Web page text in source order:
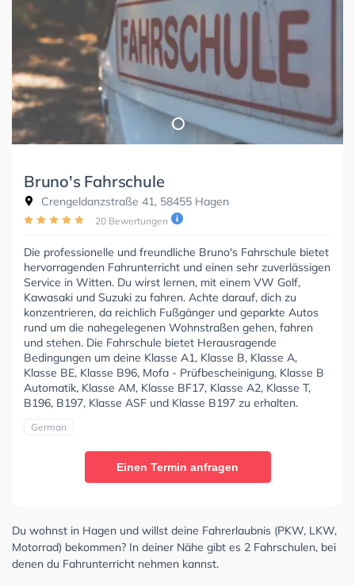
Bruno's Fahrschule
Crengeldanzstraße 41, 58455 Hagen
20 Bewertungen
Die professionelle und freundliche Bruno's Fahrschule bietet
hervorragenden Fahrunterricht und einen sehr zuverlässigen
Service in Witten. Du wirst lernen, mit einem VW Golf,
Kawasaki und Suzuki zu fahren. Achte darauf, dich zu
konzentrieren, da reichlich Fußgänger und geparkte Autos
rund um die nahegelegenen Wohnstraßen gehen, fahren
und stehen. Die Fahrschule bietet Herausragende
Bedingungen um deine Klasse A1, Klasse B, Klasse A,
Klasse BE, Klasse B96, Mofa - Prüfbescheinigung, Klasse B
Automatik, Klasse AM, Klasse BF17, Klasse A2, Klasse T,
B196, B197, Klasse ASF und Klasse B197 zu erhalten.
German
Einen Termin anfragen
Du wohnst in Hagen und willst deine Fahrerlaubnis (PKW, LKW,
Motorrad) bekommen? In deiner Nähe gibt es 2 Fahrschulen, bei
denen du Fahrunterricht nehmen kannst.